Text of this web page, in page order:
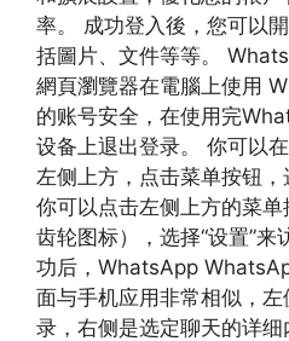
率。 成功登入後，您可以
括圖片、文件等等。
網頁瀏覽器在電腦上使用
的账号安全，在使用完
设备上退出登录。 你可以
左侧上方，点击菜单按钮，
你可以点击左侧上方的菜
齿轮图标），选择“设置”
功后，WhatsApp
面与手机应用非常相似，
录，右侧是选定聊天的详细